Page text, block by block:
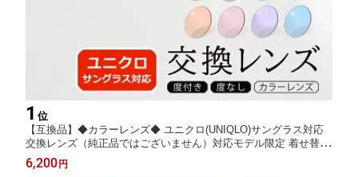
1 位
【互換品】◆カラーレンズ◆ ユニクロ(UNIQLO)サングラス対応
交換レンズ（純正品ではございません）対応モデル限定 着せ替え
度付き 度入り 日本製レンズ 紫外線 UVカット 色付き メンズ レデ
ィース 当店オリジナル CP-B
6,200円